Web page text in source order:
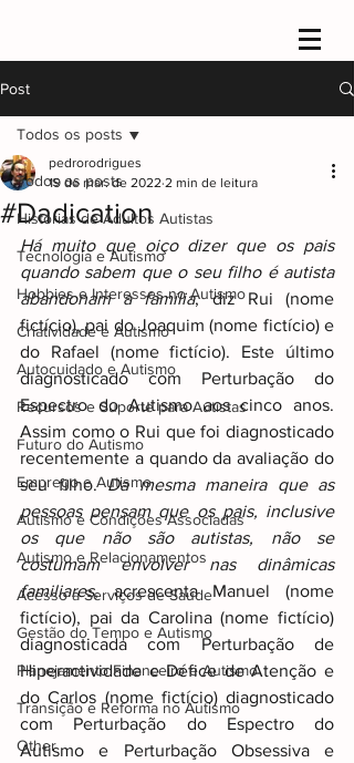
Post
Todos os posts
Histórias de Adultos Autistas
Tecnologia e Autismo
Hobbies e Interesses no Autismo
Criatividade e Autismo
Autocuidado e Autismo
Recursos e Suporte para Autistas
Futuro do Autismo
Emprego e Autismo
Autismo e Condições Associadas
Autismo e Relacionamentos
Acesso a Serviços de Saúde
Gestão do Tempo e Autismo
Planejamento Financeiro e Autismo
Transição e Reforma no Autismo
Other
Todos os posts
#Dadication
pedrorodrigues
19 de mar. de 2022 2 min de leitura
Há muito que oiço dizer que os pais
quando sabem que o seu filho é autista
abandonam a família, diz Rui (nome
fictício), pai do Joaquim (nome fictício) e
do Rafael (nome fictício). Este último
diagnosticado com Perturbação do
Espectro do Autismo aos cinco anos.
Assim como o Rui que foi diagnosticado
recentemente a quando da avaliação do
seu filho. Da mesma maneira que as
pessoas pensam que os pais, inclusive
os que não são autistas, não se
costumam envolver nas dinâmicas
familiares, acrescenta Manuel (nome
fictício), pai da Carolina (nome fictício)
diagnosticada com Perturbação de
Hiperactividade e Défice de Atenção e
do Carlos (nome fictício) diagnosticado
com Perturbação do Espectro do
Autismo e Perturbação Obsessiva e